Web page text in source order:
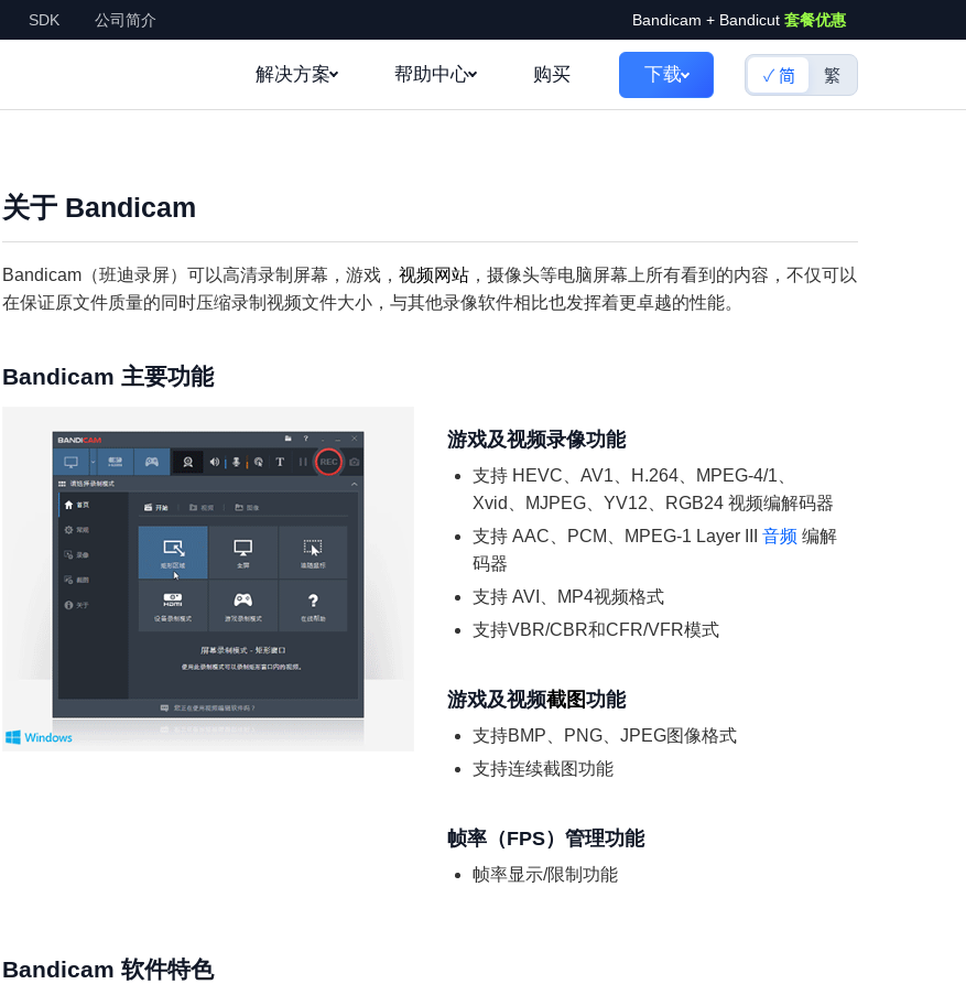
SDK 公司简介 Bandicam + Bandicut 套餐优惠
解决方案 帮助中心 购买 下载 简 繁
关于 Bandicam
Bandicam（班迪录屏）可以高清录制屏幕，游戏， 视频网站，摄像头等电脑屏幕上所有看到的内容，不仅可以
在保证原文件质量的同时压缩录制视频文件大小，与其他录像软件相比也发挥着更卓越的性能。
Bandicam 主要功能
游戏及视频录像功能
支持 HEVC、AV1、H.264、MPEG-4/1、
Xvid、MJPEG、YV12、RGB24 视频编解码器
支持 AAC、PCM、MPEG-1 Layer III 音频 编解
码器
支持 AVI、MP4视频格式
支持VBR/CBR和CFR/VFR模式
游戏及视频截图功能
支持BMP、PNG、JPEG图像格式
支持连续截图功能
帧率（FPS）管理功能
帧率显示/限制功能
Bandicam 软件特色